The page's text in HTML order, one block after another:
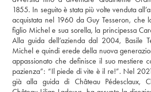
1855. In seguito è stata più volte venduta
acquistata nel 1960 da Guy Tesseron, che
figlio Michel e sua sorella, la principessa
Alla guida dell’azienda dal 2004, Basile
Michel e quindi erede della nuova
appassionato che definisce il suo mestiere
pazienza”: “Il piede di vite è il re!”. Nel
già alla guida di Château Pédesclaux,